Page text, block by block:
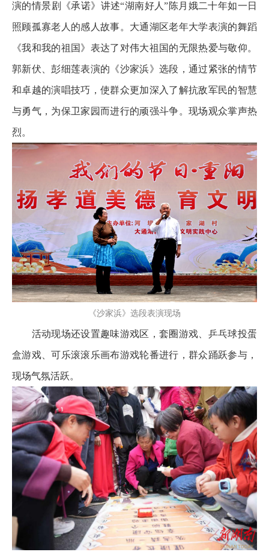
演的情景剧《承诺》讲述“湖南好人”陈月娥二十年如一日
照顾孤寡老人的感人故事。大通湖区老年大学表演的舞蹈
《我和我的祖国》表达了对伟大祖国的无限热爱与敬仰。
郭新伏、彭细莲表演的《沙家浜》选段，通过紧张的情节
和卓越的演唱技巧，使群众更加深入了解抗敌军民的智慧
与勇气，为保卫家园而进行的顽强斗争。现场观众掌声热
烈。
《沙家浜》选段表演现场
活动现场还设置趣味游戏区，套圈游戏、乒乓球投蛋
盒游戏、可乐滚滚乐画布游戏轮番进行，群众踊跃参与，
现场气氛活跃。